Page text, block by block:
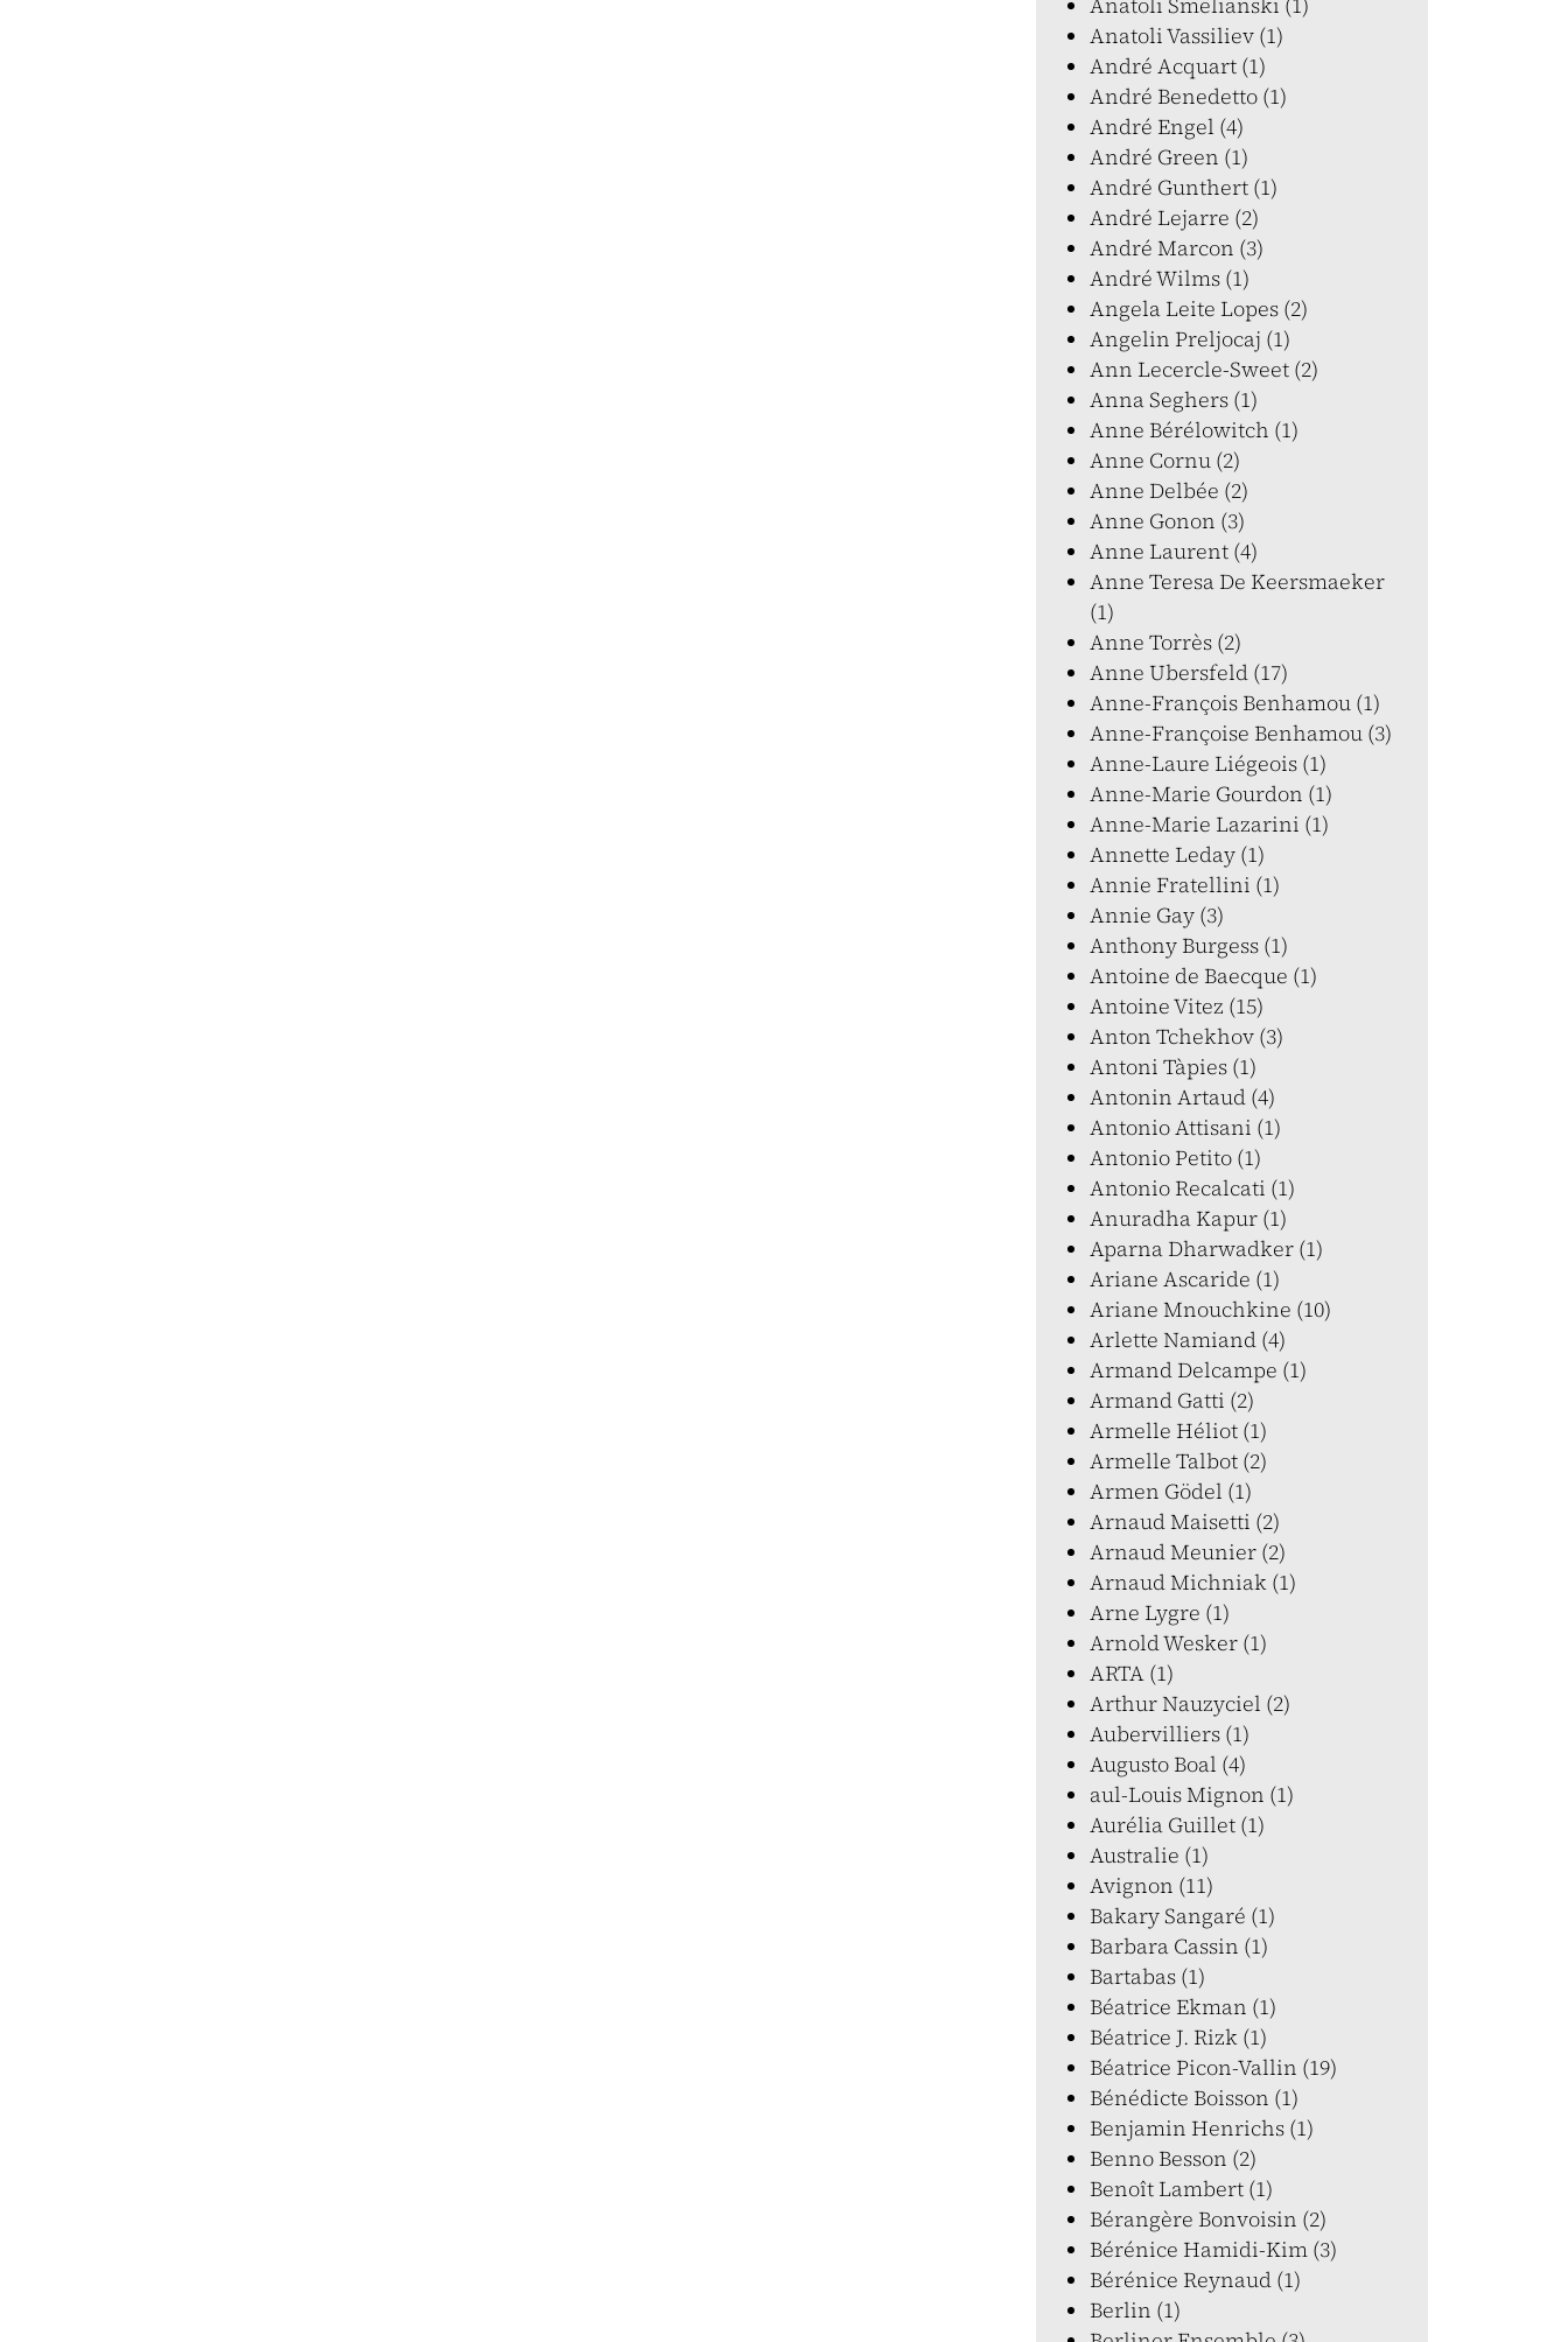
Anatoli Vassiliev (1)
André Acquart (1)
André Benedetto (1)
André Engel (4)
André Green (1)
André Gunthert (1)
André Lejarre (2)
André Marcon (3)
André Wilms (1)
Angela Leite Lopes (2)
Angelin Preljocaj (1)
Ann Lecercle-Sweet (2)
Anna Seghers (1)
Anne Bérélowitch (1)
Anne Cornu (2)
Anne Delbée (2)
Anne Gonon (3)
Anne Laurent (4)
Anne Teresa De Keersmaeker
(1)
Anne Torrès (2)
Anne Ubersfeld (17)
Anne-François Benhamou (1)
Anne-Françoise Benhamou (3)
Anne-Laure Liégeois (1)
Anne-Marie Gourdon (1)
Anne-Marie Lazarini (1)
Annette Leday (1)
Annie Fratellini (1)
Annie Gay (3)
Anthony Burgess (1)
Antoine de Baecque (1)
Antoine Vitez (15)
Anton Tchekhov (3)
Antoni Tàpies (1)
Antonin Artaud (4)
Antonio Attisani (1)
Antonio Petito (1)
Antonio Recalcati (1)
Anuradha Kapur (1)
Aparna Dharwadker (1)
Ariane Ascaride (1)
Ariane Mnouchkine (10)
Arlette Namiand (4)
Armand Delcampe (1)
Armand Gatti (2)
Armelle Héliot (1)
Armelle Talbot (2)
Armen Gödel (1)
Arnaud Maisetti (2)
Arnaud Meunier (2)
Arnaud Michniak (1)
Arne Lygre (1)
Arnold Wesker (1)
ARTA (1)
Arthur Nauzyciel (2)
Aubervilliers (1)
Augusto Boal (4)
aul-Louis Mignon (1)
Aurélia Guillet (1)
Australie (1)
Avignon (11)
Bakary Sangaré (1)
Barbara Cassin (1)
Bartabas (1)
Béatrice Ekman (1)
Béatrice J. Rizk (1)
Béatrice Picon-Vallin (19)
Bénédicte Boisson (1)
Benjamin Henrichs (1)
Benno Besson (2)
Benoît Lambert (1)
Bérangère Bonvoisin (2)
Bérénice Hamidi-Kim (3)
Bérénice Reynaud (1)
Berlin (1)